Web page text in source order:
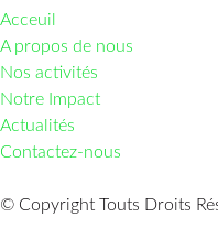
Acceuil
A propos de nous
Nos activités
Notre Impact
Actualités
Contactez-nous
© Copyright Touts Droits